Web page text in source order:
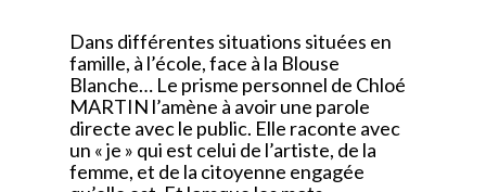
Dans différentes situations situées en
famille, à l’école, face à la Blouse
Blanche… Le prisme personnel de Chloé
MARTIN l’amène à avoir une parole
directe avec le public. Elle raconte avec
un « je » qui est celui de l’artiste, de la
femme, et de la citoyenne engagée